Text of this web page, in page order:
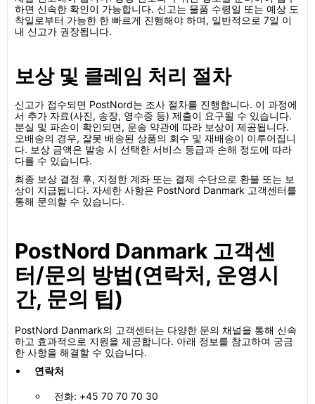
하면 신속한 확인이 가능합니다. 신고는 물품 수령일 또는 예상 도
착일로부터 가능한 한 빠르게 진행해야 하며, 일반적으로 7일 이
내 신고가 권장됩니다.
보상 및 클레임 처리 절차
신고가 접수되면 PostNord는 조사 절차를 진행합니다. 이 과정에
서 추가 자료(사진, 송장, 영수증 등) 제출이 요구될 수 있습니다.
분실 및 파손이 확인되면, 운송 약관에 따라 보상이 제공됩니다.
오배송의 경우, 잘못 배송된 상품의 회수 및 재배송이 이루어집니
다. 보상 금액은 발송 시 선택한 서비스 등급과 손해 정도에 따라
다를 수 있습니다.
최종 보상 결정 후, 지정한 계좌 또는 결제 수단으로 환불 또는 보
상이 지급됩니다. 자세한 사항은 PostNord Danmark 고객센터를
통해 문의할 수 있습니다.
PostNord Danmark 고객센
터/문의 방법(연락처, 운영시
간, 문의 팁)
PostNord Danmark의 고객센터는 다양한 문의 채널을 통해 신속
하고 효과적으로 지원을 제공합니다. 아래 정보를 참고하여 궁금
한 사항을 해결할 수 있습니다.
연락처
전화: +45 70 70 70 30